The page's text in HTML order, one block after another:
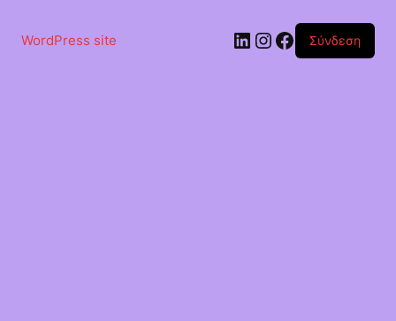
περιεχόμενο
WordPress site Linkedin
Instagram
Facebook
Σύνδεση